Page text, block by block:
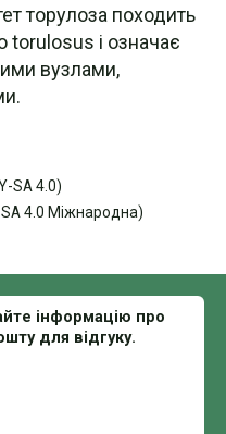
торулоза походить
torulosus і означає
вузлами,
SA 4.0)
SA 4.0 Міжнародна)